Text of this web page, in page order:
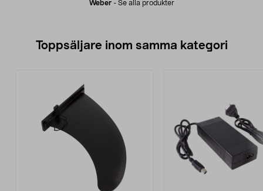
Weber- Se alla produkter
Toppsäljare inom samma kategori